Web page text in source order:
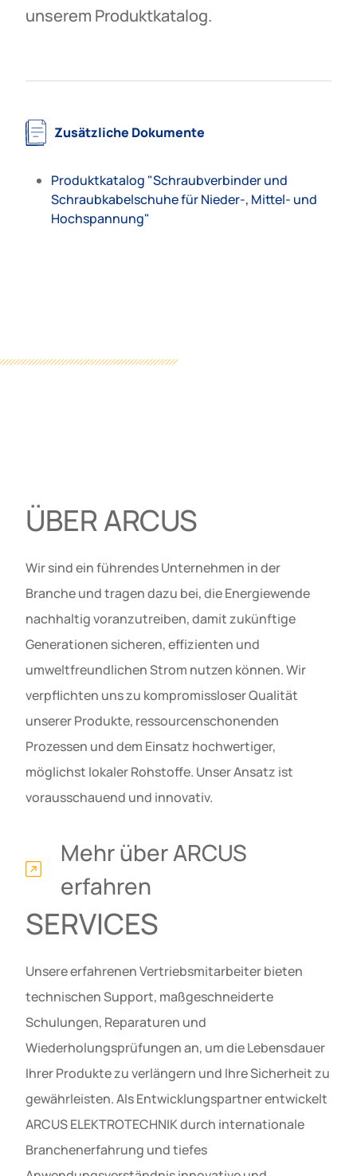
unserem Produktkatalog.
Zusätzliche Dokumente
Produktkatalog "Schraubverbinder und
Schraubkabelschuhe für Nieder-, Mittel- und
Hochspannung"
ÜBER ARCUS
Wir sind ein führendes Unternehmen in der
Branche und tragen dazu bei, die Energiewende
nachhaltig voranzutreiben, damit zukünftige
Generationen sicheren, effizienten und
umweltfreundlichen Strom nutzen können. Wir
verpflichten uns zu kompromissloser Qualität
unserer Produkte, ressourcenschonenden
Prozessen und dem Einsatz hochwertiger,
möglichst lokaler Rohstoffe. Unser Ansatz ist
vorausschauend und innovativ.
Mehr über ARCUS
erfahren
SERVICES
Unsere erfahrenen Vertriebsmitarbeiter bieten
technischen Support, maßgeschneiderte
Schulungen, Reparaturen und
Wiederholungsprüfungen an, um die Lebensdauer
Ihrer Produkte zu verlängern und Ihre Sicherheit zu
gewährleisten. Als Entwicklungspartner entwickelt
ARCUS ELEKTROTECHNIK durch internationale
Branchenerfahrung und tiefes